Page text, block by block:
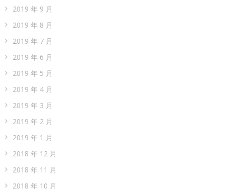
2019 年 9 月
2019 年 8 月
2019 年 7 月
2019 年 6 月
2019 年 5 月
2019 年 4 月
2019 年 3 月
2019 年 2 月
2019 年 1 月
2018 年 12 月
2018 年 11 月
2018 年 10 月